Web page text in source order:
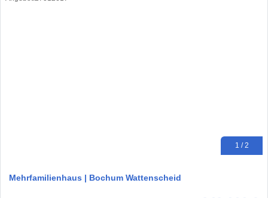
1 / 2
Mehrfamilienhaus | Bochum Wattenscheid